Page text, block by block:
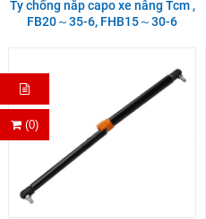
(0)
Ty chống nắp capo xe nâng Tcm ,
FB20～35-6, FHB15～30-6